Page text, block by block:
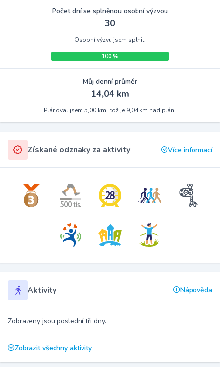
Počet dní se splněnou osobní výzvou
30
Osobní výzvu jsem splnil.
100 %
Můj denní průměr
14,04 km
Plánoval jsem 5,00 km, což je 9,04 km nad plán.
Získané odznaky za aktivity Více informací
Aktivity Nápověda
Zobrazeny jsou poslední tři dny.
Zobrazit všechny aktivity